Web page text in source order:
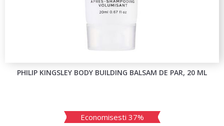
PHILIP KINGSLEY BODY BUILDING BALSAM DE PAR, 20 ML
Economisesti 37%